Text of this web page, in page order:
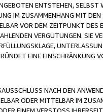
ENTSTEHEN, SELBST
IM ZUSAMMENHANG MIT
VOR DEM ZEITPUNKT DES
VERGÜTUNGEN. SIE
EINE EINSCHRÄNKUNG
NACH DEN
ODER MITTELBAR IM
EINEM VERSTOSS